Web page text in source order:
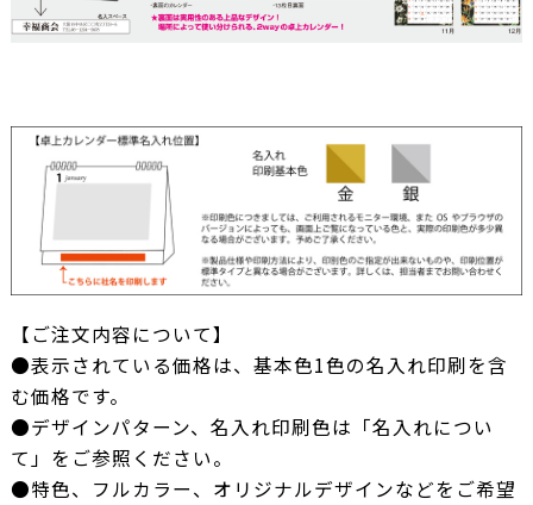
【ご注文内容について】
●表示されている価格は、基本色1色の名入れ印刷を含
む価格です。
●デザインパターン、名入れ印刷色は「名入れについ
て」をご参照ください。
●特色、フルカラー、オリジナルデザインなどをご希望